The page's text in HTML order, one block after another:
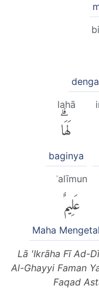
lahā
لَهَاۗ
baginya
ʿalīmun
عَلِيمٌ
Maha
Lā 'Ikrāha Fī Ad-
Al-Ghayyi Faman
Faqad